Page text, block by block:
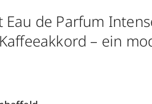
Eau de Parfum
– ein